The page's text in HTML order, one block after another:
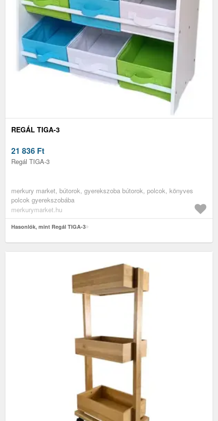
REGÁL TIGA-3
21 836 Ft
Regál TIGA-3
merkury market, bútorok, gyerekszoba bútorok, polcok, könyves
polcok gyerekszobába
merkurymarket.hu
Hasonlók, mint Regál TIGA-3